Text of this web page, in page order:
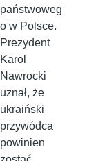
państwoweg
o w Polsce.
Prezydent
Karol
Nawrocki
uznał, że
ukraiński
przywódca
powinien